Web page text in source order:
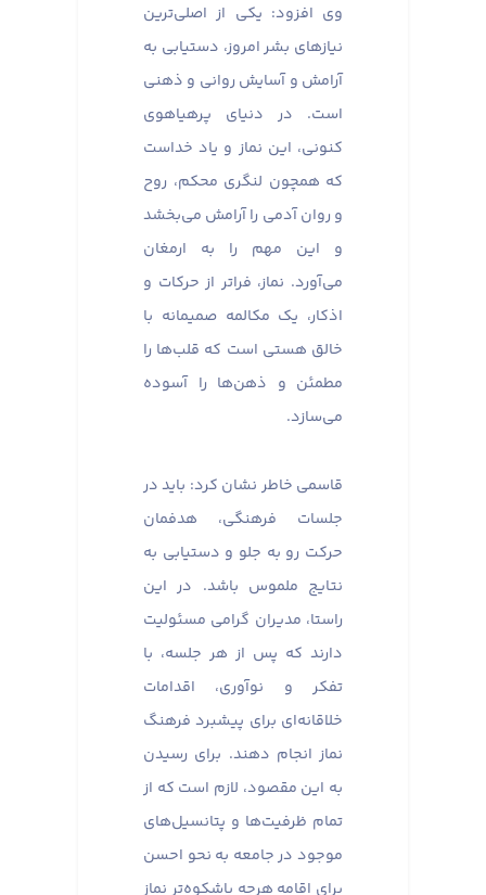
وی افزود: یکی از اصلی‌ترین
نیازهای بشر امروز، دستیابی به
آرامش و آسایش روانی و ذهنی
است. در دنیای پرهیاهوی
کنونی، این نماز و یاد خداست
که همچون لنگری محکم، روح
و روان آدمی را آرامش می‌بخشد
و این مهم را به ارمغان
می‌آورد. نماز، فراتر از حرکات و
اذکار، یک مکالمه صمیمانه با
خالق هستی است که قلب‌ها را
مطمئن و ذهن‌ها را آسوده
می‌سازد.
قاسمی خاطر نشان کرد: باید در
جلسات فرهنگی، هدفمان
حرکت رو به جلو و دستیابی به
نتایج ملموس باشد. در این
راستا، مدیران گرامی مسئولیت
دارند که پس از هر جلسه، با
تفکر و نوآوری، اقدامات
خلاقانه‌ای برای پیشبرد فرهنگ
نماز انجام دهند. برای رسیدن
به این مقصود، لازم است که از
تمام ظرفیت‌ها و پتانسیل‌های
موجود در جامعه به نحو احسن
برای اقامه هرچه باشکوه‌تر نماز